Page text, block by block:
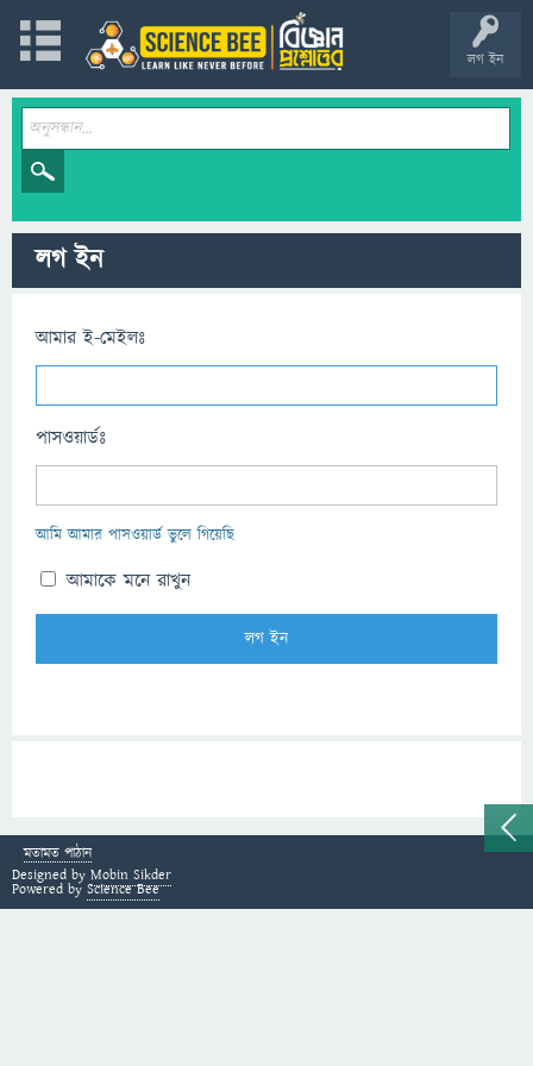
লগ ইন
লগ ইন
আমার ই-মেইলঃ
পাসওয়ার্ডঃ
আমি আমার পাসওয়ার্ড ভুলে গিয়েছি
আমাকে মনে রাখুন
মতামত পাঠান
Designed by Mobin Sikder
Powered by Science Bee